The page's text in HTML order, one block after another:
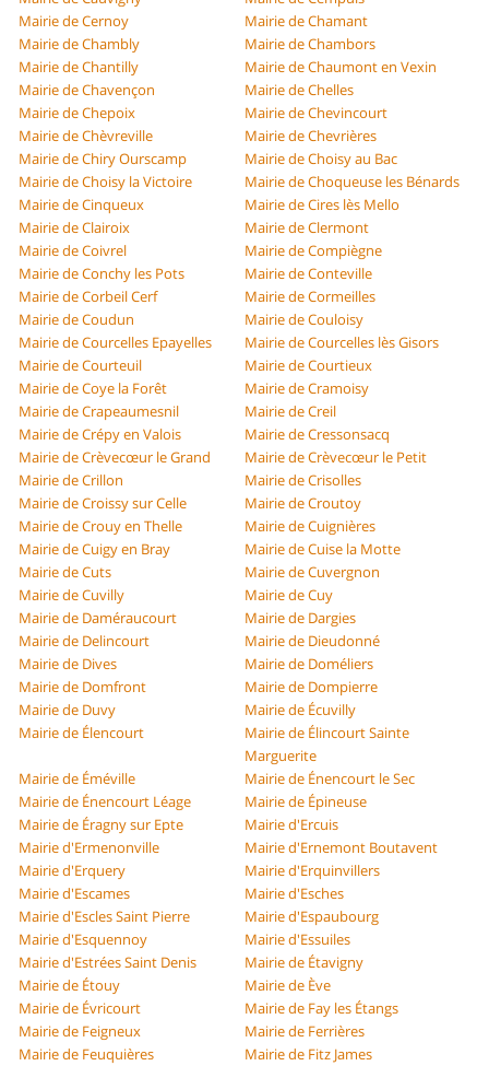
Mairie de Cernoy
Mairie de Chamant
Mairie de Chambly
Mairie de Chambors
Mairie de Chantilly
Mairie de Chaumont en Vexin
Mairie de Chavençon
Mairie de Chelles
Mairie de Chepoix
Mairie de Chevincourt
Mairie de Chèvreville
Mairie de Chevrières
Mairie de Chiry Ourscamp
Mairie de Choisy au Bac
Mairie de Choisy la Victoire
Mairie de Choqueuse les Bénards
Mairie de Cinqueux
Mairie de Cires lès Mello
Mairie de Clairoix
Mairie de Clermont
Mairie de Coivrel
Mairie de Compiègne
Mairie de Conchy les Pots
Mairie de Conteville
Mairie de Corbeil Cerf
Mairie de Cormeilles
Mairie de Coudun
Mairie de Couloisy
Mairie de Courcelles Epayelles
Mairie de Courcelles lès Gisors
Mairie de Courteuil
Mairie de Courtieux
Mairie de Coye la Forêt
Mairie de Cramoisy
Mairie de Crapeaumesnil
Mairie de Creil
Mairie de Crépy en Valois
Mairie de Cressonsacq
Mairie de Crèvecœur le Grand
Mairie de Crèvecœur le Petit
Mairie de Crillon
Mairie de Crisolles
Mairie de Croissy sur Celle
Mairie de Croutoy
Mairie de Crouy en Thelle
Mairie de Cuignières
Mairie de Cuigy en Bray
Mairie de Cuise la Motte
Mairie de Cuts
Mairie de Cuvergnon
Mairie de Cuvilly
Mairie de Cuy
Mairie de Daméraucourt
Mairie de Dargies
Mairie de Delincourt
Mairie de Dieudonné
Mairie de Dives
Mairie de Doméliers
Mairie de Domfront
Mairie de Dompierre
Mairie de Duvy
Mairie de Écuvilly
Mairie de Élencourt
Mairie de Élincourt Sainte
Marguerite
Mairie de Éméville
Mairie de Énencourt le Sec
Mairie de Énencourt Léage
Mairie de Épineuse
Mairie de Éragny sur Epte
Mairie d'Ercuis
Mairie d'Ermenonville
Mairie d'Ernemont Boutavent
Mairie d'Erquery
Mairie d'Erquinvillers
Mairie d'Escames
Mairie d'Esches
Mairie d'Escles Saint Pierre
Mairie d'Espaubourg
Mairie d'Esquennoy
Mairie d'Essuiles
Mairie d'Estrées Saint Denis
Mairie de Étavigny
Mairie de Étouy
Mairie de Ève
Mairie de Évricourt
Mairie de Fay les Étangs
Mairie de Feigneux
Mairie de Ferrières
Mairie de Feuquières
Mairie de Fitz James